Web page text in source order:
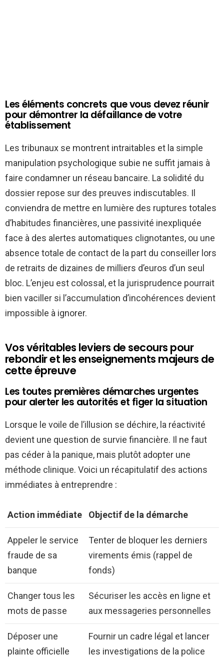
Les éléments concrets que vous devez réunir
pour démontrer la défaillance de votre
établissement
Les tribunaux se montrent intraitables et la simple
manipulation psychologique subie ne suffit jamais à
faire condamner un réseau bancaire. La solidité du
dossier repose sur des preuves indiscutables. Il
conviendra de mettre en lumière des ruptures totales
d’habitudes financières, une passivité inexpliquée
face à des alertes automatiques clignotantes, ou une
absence totale de contact de la part du conseiller lors
de retraits de dizaines de milliers d’euros d’un seul
bloc. L’enjeu est colossal, et la jurisprudence pourrait
bien vaciller si l’accumulation d’incohérences devient
impossible à ignorer.
Vos véritables leviers de secours pour
rebondir et les enseignements majeurs de
cette épreuve
Les toutes premières démarches urgentes
pour alerter les autorités et figer la situation
Lorsque le voile de l’illusion se déchire, la réactivité
devient une question de survie financière. Il ne faut
pas céder à la panique, mais plutôt adopter une
méthode clinique. Voici un récapitulatif des actions
immédiates à entreprendre :
Action immédiate Objectif de la démarche
Appeler le service
fraude de sa
banque
Tenter de bloquer les derniers
virements émis (rappel de
fonds)
Changer tous les
mots de passe
Sécuriser les accès en ligne et
aux messageries personnelles
Déposer une
plainte officielle
Fournir un cadre légal et lancer
les investigations de la police